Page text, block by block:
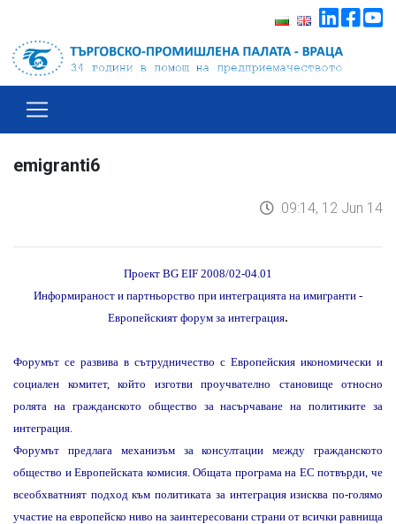
emigranti6
09:14, 12 Jun 14
Проект BG EIF 2008/02-04.01
Информираност и партньорство при интеграцията на имигранти -
Европейският форум за интеграция.
Форумът се развива в сътрудничество с Европейския икономически и
социален комитет, който изготви проучвателно становище относно
ролята на гражданското общество за насърчаване на политиките за
интеграция.
Форумът предлага механизъм за консултации между гражданското
общество и Европейската комисия. Общата програма на ЕС потвърди, че
всеобхватният подход към политиката за интеграция изисква по-голямо
участие на европейско ниво на заинтересовани страни от всички равнища